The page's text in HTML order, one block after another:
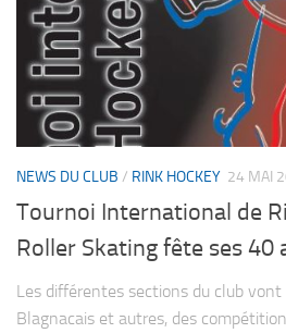
NEWS DU CLUB / RINK HOCKEY 24 MAI
Tournoi International de
Roller Skating fête ses 40
Les différentes sections du club
Blagnacais et autres, des